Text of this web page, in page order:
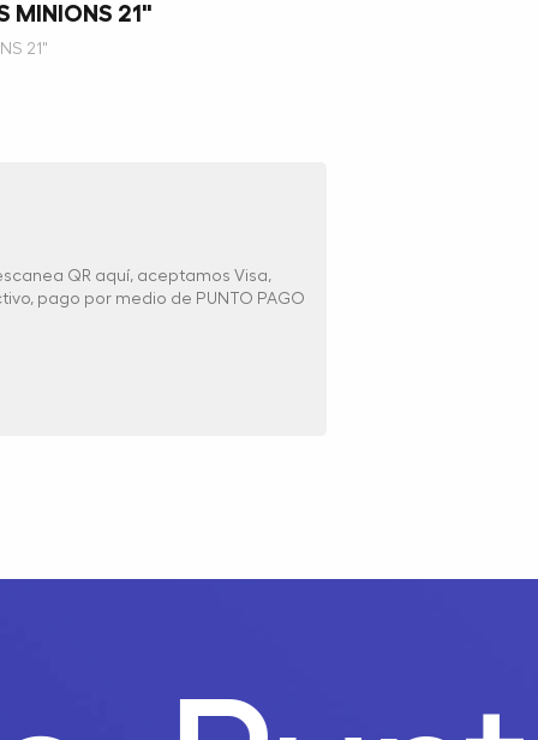
MINIONS 21"
21"
QR aquí, aceptamos Visa,
pago por medio de PUNTO PAGO